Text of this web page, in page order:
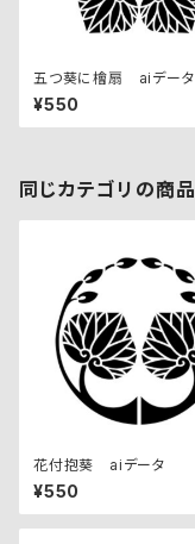
五つ葵に檜扇 aiデータ
¥550
同じカテゴリの商品
花付抱葵 aiデータ
¥550